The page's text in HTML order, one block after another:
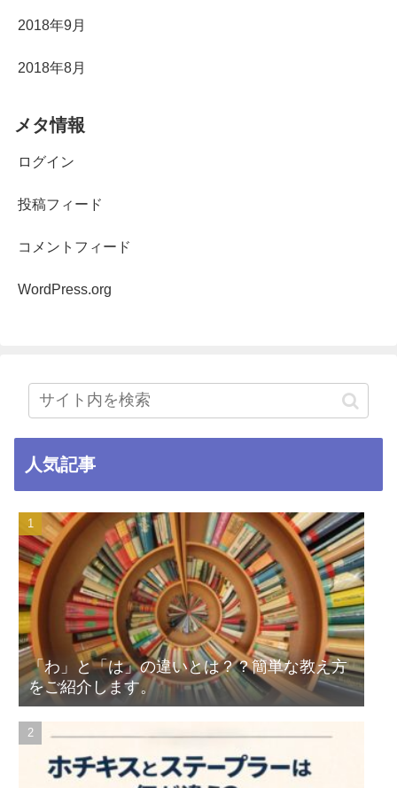
2018年9月
2018年8月
メタ情報
ログイン
投稿フィード
コメントフィード
WordPress.org
人気記事
「わ」と「は」の違いとは？？簡単な教え方
をご紹介します。